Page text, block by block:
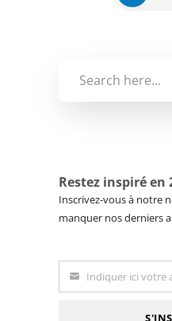
Restez inspiré en
Inscrivez-vous à notre
manquer nos derniers
EmailIndiquer ici votre